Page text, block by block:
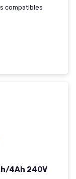
compatibles
4Ah 240V